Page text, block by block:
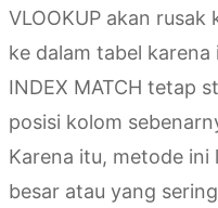
VLOOKUP akan
ke dalam tabel
INDEX MATCH tetap
posisi kolom
Karena itu, metode
besar atau yang